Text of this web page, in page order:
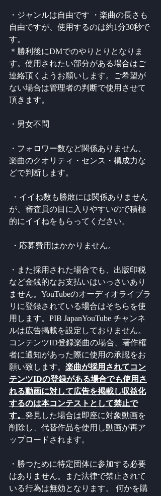
・ジャンルは自由です ・楽曲の長さも
自由ですが、使用するのは約1分30秒で
す。
＊勝利後にDMでのやりとりとなりま
す。使用されたい部分がある場合はご
連絡頂くようお願いします。ご希望が
ない場合は管理者の判断で使用させて
頂きます。
・男女不問
・フォロワー数など関係ありません、
楽曲のクオリティ・センス・構成力な
どで判断します。
が、審査員の目に入りやすいので積極
的にイイねをもらってください。
・応募費用はかかりません。
・また採用された場合でも、出版印税
など金銭的なお支払いはいっさいあり
ません。YouTubeのオーディオライブラ
リに登録されている場合はそちらを使
用します。PIB JapanYouTube チャンネ
ルは広告掲載を設定しておりません。
コンテンツID登録楽曲の場合、著作権
者に通知があった際に使用の承認をお
願い致します。 楽曲が採用されてコン
テンツIDの登録がある場合でも使用さ
れる動画に対して広告を掲載し収益化
するのは本コンテストとして禁止で
す。 発見した場合は即座に対象動画を
削除し、代替作品を使用し動画が再ア
ップロードされます。
・勝つために特定団体に参加する必要
はありません。また法律で禁止されて
いる行為は無効となります。 何かを購